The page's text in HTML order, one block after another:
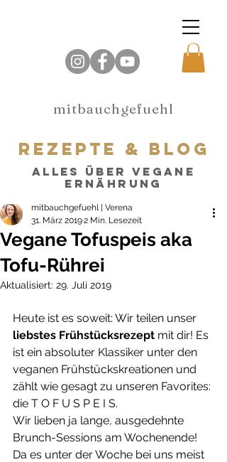
mitbauchgefuehl
Vegane Tofuspeis aka
Tofu-Rührei
mitbauchgefuehl | Verena
31. März 20192 Min. Lesezeit
Aktualisiert: 29. Juli 2019
Heute ist es soweit: Wir teilen unser
liebstes Frühstücksrezept mit dir! Es
ist ein absoluter Klassiker unter den
veganen Frühstückskreationen und
zählt wie gesagt zu unseren Favorites:
die T O F U S P E I S.
Wir lieben ja lange, ausgedehnte
Brunch-Sessions am Wochenende!
Da es unter der Woche bei uns meist
rezepte & blog
alles über vegane
Ernährung